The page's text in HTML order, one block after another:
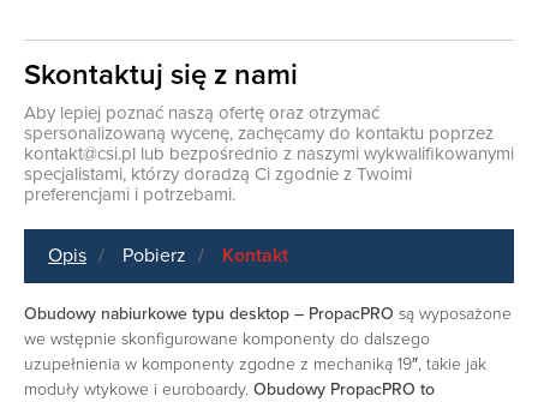
Skontaktuj się z nami
Aby lepiej poznać naszą ofertę oraz otrzymać
spersonalizowaną wycenę, zachęcamy do kontaktu poprzez
kontakt@csi.pl lub bezpośrednio z naszymi wykwalifikowanymi
specjalistami, którzy doradzą Ci zgodnie z Twoimi
preferencjami i potrzebami.
Opis Pobierz Kontakt
Obudowy nabiurkowe typu desktop – PropacPRO są wyposażone
we wstępnie skonfigurowane komponenty do dalszego
uzupełnienia w komponenty zgodne z mechaniką 19″, takie jak
moduły wtykowe i euroboardy. Obudowy PropacPRO to